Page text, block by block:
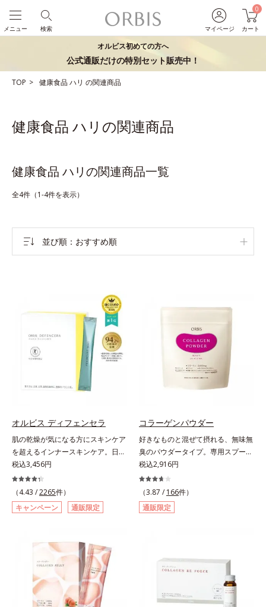
マイページ
0
カート
検索
メニュー
オルビス初めての方へ
公式通販だけの特別セット販売中！
TOP 健康食品ハリ の関連商品
健康食品 ハリの関連商品
健康食品 ハリの関連商品一覧
全4件（1-4件を表示）
並び順 おすすめ順
オルビス ディフェンセラ
肌の乾燥が気になる方にスキンケア
を超えるインナースキンケア。日本
初(*1)“肌にもトクホ(*2)”！肌の乾燥
が気になる方に。高純度に精製した
米胚芽由来のグルコシルセラミドを
配合。「肌の水分を逃しにくくする
ため、肌の乾燥が気になる方に適し
アです。“飲むスキンケア”だから、
顔だけでなく、背中や足など、スキ
ンケア機能は全身にも。なかなか手
が回らない、ボディの乾燥対策にも
おすすめです。ゆずの爽やかな香り
税込3,456円
（4.43 /2265件）
キャンペーン
通販限定
コラーゲンパウダー
好きなものと混ぜて摂れる、無味無
臭のパウダータイプ。専用スプーン
1杯で、ハリと弾力のある毎日に欠
かせない「コラーゲン」5,000㎎を
手軽に摂れる美容パウダーです。無
味無臭で飲み物や料理に影響がな
く、冷たい飲み物にも簡単に溶ける
税込2,916円
（3.87 / 166件）
通販限定